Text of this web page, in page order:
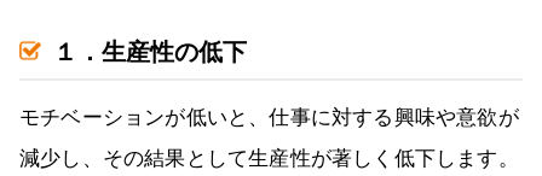
１．生産性の低下
モチベーションが低いと、仕事に対する興味や意欲が
減少し、その結果として生産性が著しく低下します。